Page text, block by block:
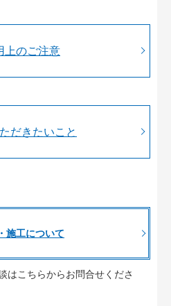
上のご注意
だきたいこと
施工について
はこちらからお問合せくださ